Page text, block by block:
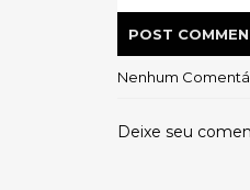
POST
Nenhum
Deixe seu